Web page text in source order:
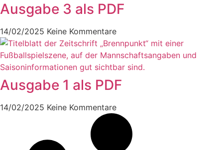
Ausgabe 3 als PDF
14/02/2025 Keine Kommentare
Ausgabe 1 als PDF
14/02/2025 Keine Kommentare